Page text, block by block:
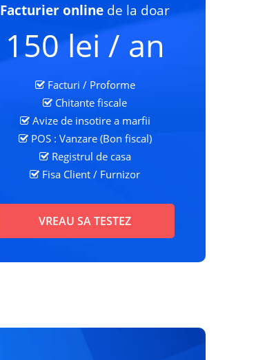
Facturier online de la doar
150 lei / an
Facturi / Proforme
Chitante fiscale
Avize de insotire a marfii
POS : Vanzare (Bon fiscal)
Registrul de casa
Fisa Client / Furnizor
VREAU SA TESTEZ